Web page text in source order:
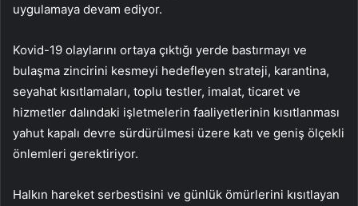
uygulamaya devam ediyor.
Kovid-19 olaylarını ortaya çıktığı yerde bastırmayı ve
bulaşma zincirini kesmeyi hedefleyen strateji, karantina,
seyahat kısıtlamaları, toplu testler, imalat, ticaret ve
hizmetler dalındaki işletmelerin faaliyetlerinin kısıtlanması
yahut kapalı devre sürdürülmesi üzere katı ve geniş ölçekli
önlemleri gerektiriyor.
Halkın hareket serbestisini ve günlük ömürlerini kısıtlayan